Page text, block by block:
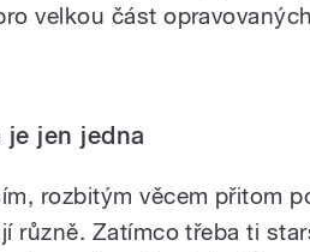
velkou část
je jen jedna
rozbitým věcem přitom
různě. Zatímco třeba ti